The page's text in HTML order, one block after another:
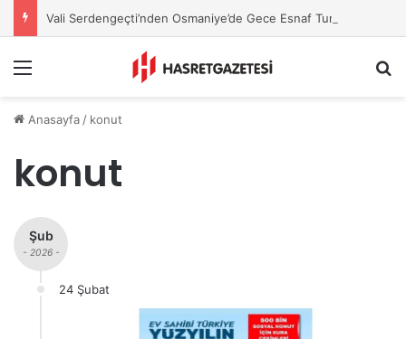
Vali Serdengeçti’nden Osmaniye’de Gece Esnaf Turu
Anasayfa / konut
konut
Şub
- 2026 -
24 Şubat